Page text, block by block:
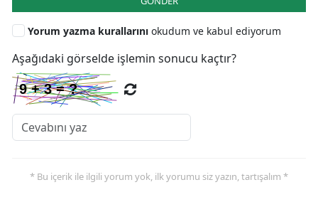
Yorum yazma kurallarını okudum ve kabul ediyorum
Aşağıdaki görselde işlemin sonucu kaçtır?
* Bu içerik ile ilgili yorum yok, ilk yorumu siz yazın, tartışalım *